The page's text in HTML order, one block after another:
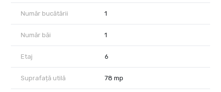
Număr bucătării 1
Număr băi 1
Etaj 6
Suprafață utilă 78 mp